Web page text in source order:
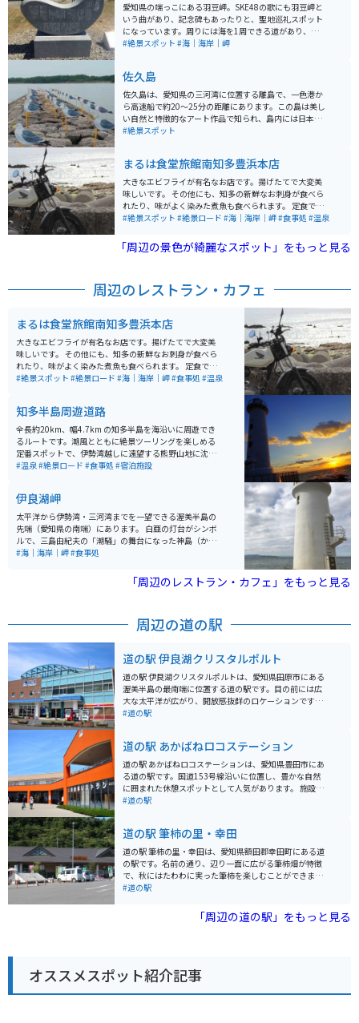
愛知県の端っこにある羽豆岬。SKE48の歌にも羽豆岬と
いう曲があり、記念碑もあったりと、聖地巡礼スポット
になっています。周りには海を1周できる道があり、ツー
リングにはオススメです。海の家や牡蠣焼きがあり、食
#絶景スポット #海｜海岸｜岬
佐久島
佐久島は、愛知県の三河湾に位置する離島で、一色港か
ら高速船で約20～25分の距離にあります。この島は美し
い自然と特徴的なアート作品で知られ、島内には日本の
原風景や黒壁の家々の風情が残り、様々なアート作品が
ートによる島おこし活動が行われており、その結果、島
は全国的にも写真映えするスポットとしての注目を集め
ています。また、佐久島には約250人の島民が住んでお
り、現代的なファストフード店やコンビニは存在せず、
古き良き日本の風情を感じることができます。是非名物
#絶景スポット
まるは食堂旅館南知多豊浜本店
大きなエビフライが有名なお店です。揚げたてで大変美
味しいです。 その他にも、知多の新鮮なお刺身が食べら
れたり、味がよく染みた煮魚も食べられます。 定食で頼
めば、それらが一度に食べられてボリュームも満点で
ットとしても最適で海を一望しながら道を走ることもで
きます。 店内には知多の名産がいくつか売っておりお土
帰りでの入浴が可能です。
#絶景スポット #絶景ロード #海｜海岸｜岬#食事処 #温泉
「周辺の景色が綺麗なスポット」をもっと見る
周辺のレストラン・カフェ
まるは食堂旅館南知多豊浜本店
大きなエビフライが有名なお店です。揚げたてで大変美
味しいです。 その他にも、知多の新鮮なお刺身が食べら
れたり、味がよく染みた煮魚も食べられます。 定食で頼
めば、それらが一度に食べられてボリュームも満点で
きます。 店内には知多の名産がいくつか売っておりお土
産も購入可能です。 宿泊施設が併設されており、食事前
後には温泉を楽しむことができます。もちろん温泉は日
帰りでの入浴が可能です。
#絶景スポット #絶景ロード #海｜海岸｜岬#食事処 #温泉
知多半島周遊道路
全長約20km、幅4.7km の知多半島を海沿いに周遊でき
るルートです。潮風とともに絶景ツーリングを楽しめる
定番スポットで、伊勢湾越しに遠望する熊野山地に沈む
夕日は幻想的な光景です。特に野間崎灯台付近の灯台と
#温泉#絶景ロード #食事処 #宿泊施設
伊良湖岬
太平洋から伊勢湾・三河湾までを一望できる渥美半島の
先端（愛知県の南端）にあります。 白亜の灯台がシンボ
ルで、三島由紀夫の「潮騒」の舞台になった神島（かみ
しま）まで見渡せ、灯台から遊歩道もあります。 元旦に
処もあり、オススメは岩牡蠣です。生でも焼いても美味
#海｜海岸｜岬#食事処
「周辺のレストラン・カフェ」をもっと見る
周辺の道の駅
道の駅 伊良湖クリスタルポルト
道の駅 伊良湖クリスタルポルトは、愛知県田原市にある
渥美半島の最南端に位置する道の駅です。目の前には広
大な太平洋が広がり、開放感抜群のロケーションです。
新鮮な海の幸を味わえるレストランや、地元産の野菜や
は、白い砂浜と青い海のコントラストが美しい景勝地と
して知られ、夕日の名所としても人気です。 バイクで訪
れる際は、道の駅の駐車場にバイク専用のスペースがあ
ります。周辺は海岸線沿いのワインディングロードが続
き、ツーリングにも最適です。渥美半島は温暖な気候で
ごとに様々な花が咲き乱れます。道の駅 伊良湖クリスタ
ルポルトは、渥美半島観光の拠点としても最適なスポッ
トです。
#道の駅
道の駅 あかばねロコステーション
道の駅 あかばねロコステーションは、愛知県豊田市にあ
る道の駅です。国道153号線沿いに位置し、豊かな自然
に囲まれた休憩スポットとして人気があります。 施設内
には、地元の新鮮な農産物を販売する直売所や、地元食
ク」を使用したメニューです。 バイクで訪れる場合、道
の駅には広々とした駐車場が完備されているので安心で
す。ツーリングの休憩地点としてはもちろん、周辺には
香嵐渓や三河湖などの観光スポットも点在しているの
で、拠点としても便利です。 あかばねロコステーション
#道の駅
道の駅 筆柿の里・幸田
道の駅 筆柿の里・幸田は、愛知県額田郡幸田町にある道
の駅です。名前の通り、辺り一面に広がる筆柿畑が特徴
で、秋にはたわわに実った筆柿を楽しむことができま
す。 道の駅には、地元の新鮮な農産物が並ぶ直売所や、
店があります。また、レストランでは、地元産の食材を
使った料理を楽しむことができます。 バイクで訪れる場
生産が盛んな地域です。道の駅では、新鮮な筆柿はもち
ろん、干し柿や筆柿を使った加工品など、お土産に最適
なものがたくさん販売されています。
#道の駅
「周辺の道の駅」をもっと見る
オススメスポット紹介記事